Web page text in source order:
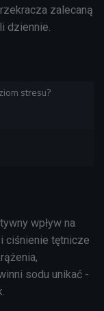
zalecaną
dziennie.
stresu?
wpływ na
ciśnienie tętnicze
sodu unikać -